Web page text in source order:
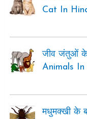
Cat In
जीव जंतुओं के
Animals
मधुमक्खी के